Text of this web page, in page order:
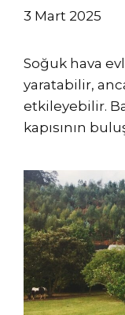
3 Mart 2025
Soğuk hava
yaratabilir,
etkileyebilir.
kapısının